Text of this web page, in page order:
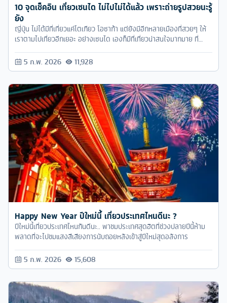
10 จุดเช็คอิน เที่ยวเซนได ไม่ไปไม่ได้แล้ว เพราะถ่ายรูปสวยนะรู้
ยัง
ญี่ปุ่น ไม่ได้มีที่เที่ยวแค่โตเกียว โอซาก้า แต่ยังมีอีกหลายเมืองที่สวยๆ ให้
เราตามไปเที่ยวอีกเยอะ อย่างเซนได เองก็มีที่เที่ยวน่าสนใจมากมาย ที่
แน่นอน5 ก.พ. 2026 11,928
Happy New Year ปีใหม่นี้ เที่ยวประเทศไหนดีนะ ?
ปีใหม่นี้เที่ยวประเทศไหนกันดีนะ.. พาชมประเทศสุดฮิตที่ช่วงปลายปีนี้ห้าม
พลาดที่จะไปชมแสงสีเสียงการนับถอยหลังเข้าสู่ปีใหม่สุดอลังการ
5 ก.พ. 2026 15,608